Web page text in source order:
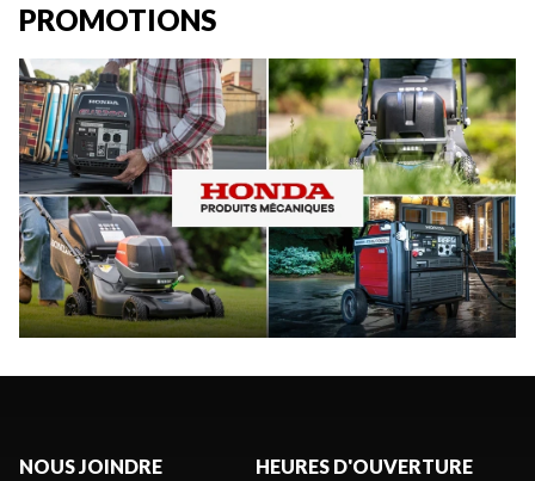
PROMOTIONS
NOUS JOINDRE HEURES D'OUVERTURE